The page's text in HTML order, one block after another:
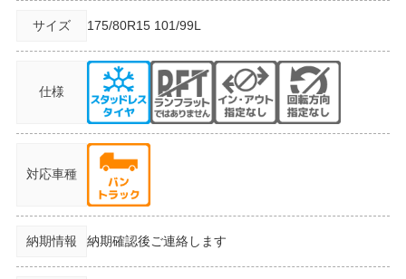
サイズ 175/80R15 101/99L
仕様
対応車種
納期情報 納期確認後ご連絡します